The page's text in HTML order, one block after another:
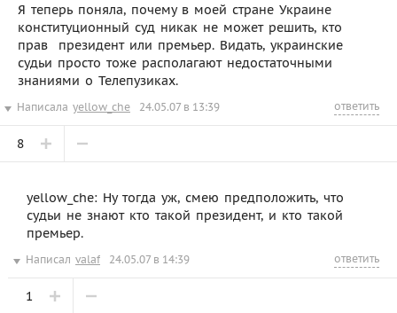
Я теперь поняла, почему в моей стране Украине
конституционный суд никак не может решить, кто
прав  президент или премьер. Видать, украинские
судьи просто тоже располагают недостаточными
знаниями о Телепузиках.
Написала yellow_che 24.05.07 в 13:39 ответить
8
yellow_che: Ну тогда уж, смею предположить, что
судьи не знают кто такой президент, и кто такой
премьер.
Написал valaf 24.05.07 в 14:39 ответить
1